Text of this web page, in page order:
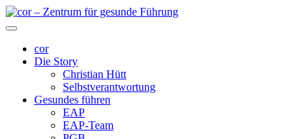
cor
Die Story
Christian Hütt
Selbstverantwortung
Gesundes führen
EAP
EAP-Team